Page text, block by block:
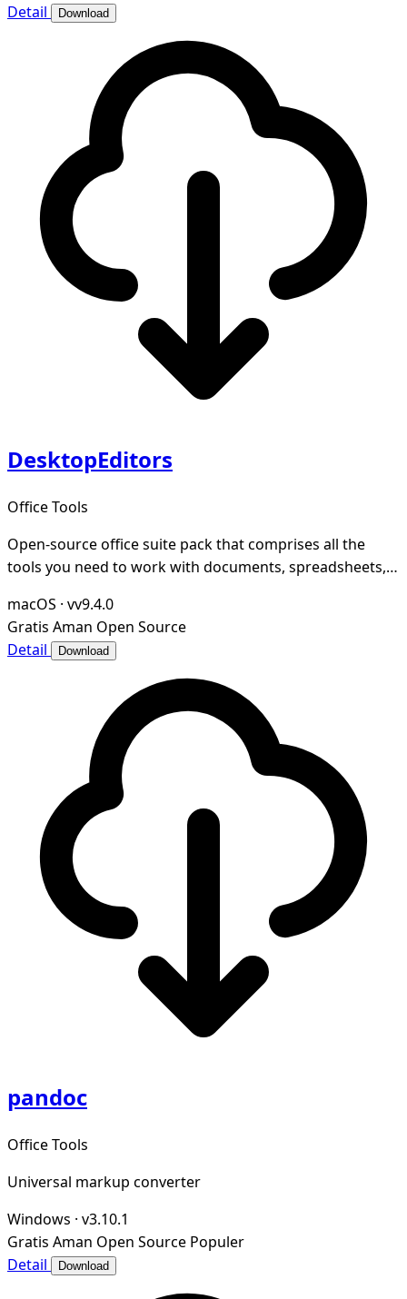
Detail
Download
DesktopEditors
Office Tools
Open-source office suite pack that comprises all the
tools you need to work with documents, spreadsheets,
macOS · vv9.4.0
Gratis Aman Open Source
Detail
Download
pandoc
Office Tools
Universal markup converter
Windows · v3.10.1
Gratis Aman Open Source Populer
Detail
Download